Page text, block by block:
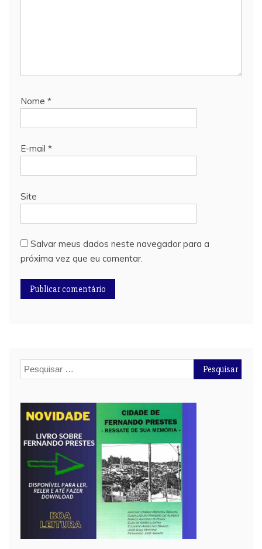
Nome *
E-mail *
Site
Salvar meus dados neste navegador para a
próxima vez que eu comentar.
Pesquisar
por: